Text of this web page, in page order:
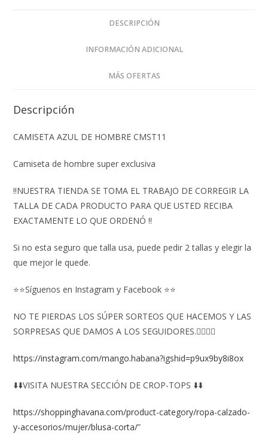
DESCRIPCIÓN
INFORMACIÓN ADICIONAL
MÁS OFERTAS
Descripción
CAMISETA AZUL DE HOMBRE CMST11
Camiseta de hombre super exclusiva
‼️NUESTRA TIENDA SE TOMA EL TRABAJO DE CORREGIR LA
TALLA DE CADA PRODUCTO PARA QUE USTED RECIBA
EXACTAMENTE LO QUE ORDENÓ ‼️
Si no esta seguro que talla usa, puede pedir 2 tallas y elegir la
que mejor le quede.
⭐⭐Síguenos en Instagram y Facebook ⭐⭐
NO TE PIERDAS LOS SÚPER SORTEOS QUE HACEMOS Y LAS
SORPRESAS QUE DAMOS A LOS SEGUIDORES.👇🏻👇🏻
https://instagram.com/mango.habana?igshid=p9ux9by8i8ox
⬇️⬇️VISITA NUESTRA SECCIÓN DE CROP-TOPS ⬇️⬇️
https://shoppinghavana.com/product-category/ropa-calzado-
y-accesorios/mujer/blusa-corta/”